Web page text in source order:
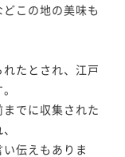
この地の美味も
たとされ、江戸
でに収集された
伝えもありま